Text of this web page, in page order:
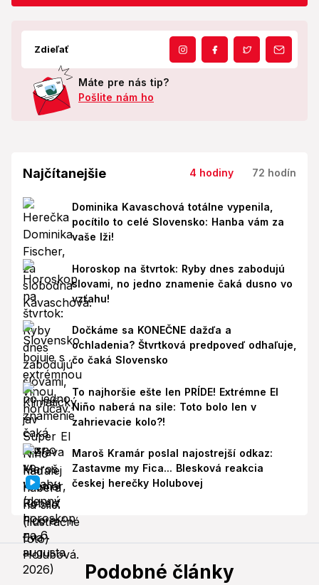
Zdieľať
Máte pre nás tip?
Pošlite nám ho
Najčítanejšie 4 hodiny 72 hodín
Dominika Kavaschová totálne vypenila,
pocítilo to celé Slovensko: Hanba vám za
vaše lži!
Horoskop na štvrtok: Ryby dnes zabodujú
slovami, no jedno znamenie čaká dusno vo
vzťahu!
Dočkáme sa KONEČNE dažďa a
ochladenia? Štvrtková predpoveď odhaľuje,
čo čaká Slovensko
To najhoršie ešte len PRÍDE! Extrémne El
Niño naberá na sile: Toto bolo len v
zahrievacie kolo?!
Maroš Kramár poslal najostrejší odkaz:
Zastavme my Fica... Blesková reakcia
českej herečky Holubovej
Podobné články